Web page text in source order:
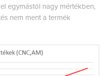
egymástól nagy mértékben,
nem ment a termék